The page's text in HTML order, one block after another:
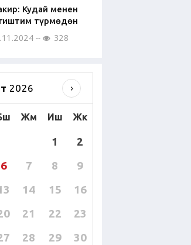
Кудай менен
түрмөдөн
328
2026
Жм Иш Жк
1
2
6 7 8
9
14 15
16
21 22
23
28 29
30